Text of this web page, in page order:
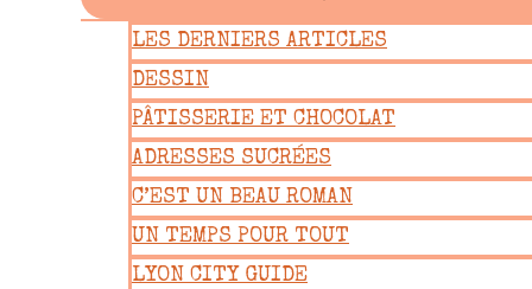
LES DERNIERS ARTICLES
DESSIN
PÂTISSERIE ET CHOCOLAT
ADRESSES SUCRÉES
C’EST UN BEAU ROMAN
UN TEMPS POUR TOUT
LYON CITY GUIDE